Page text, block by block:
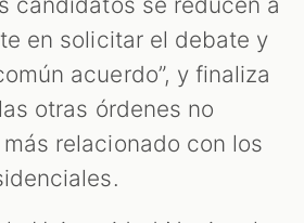
en solicitar el debate y
acuerdo”, y finaliza
otras órdenes no
relacionado con los